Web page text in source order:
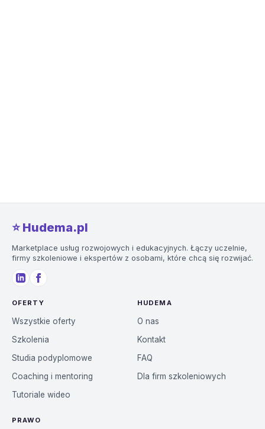
⭐️ Hudema.pl
Marketplace usług rozwojowych i edukacyjnych. Łączy uczelnie,
firmy szkoleniowe i ekspertów z osobami, które chcą się rozwijać.
OFERTY
Wszystkie oferty
Szkolenia
Studia podyplomowe
Coaching i mentoring
Tutoriale wideo
HUDEMA
O nas
Kontakt
FAQ
Dla firm szkoleniowych
PRAWO